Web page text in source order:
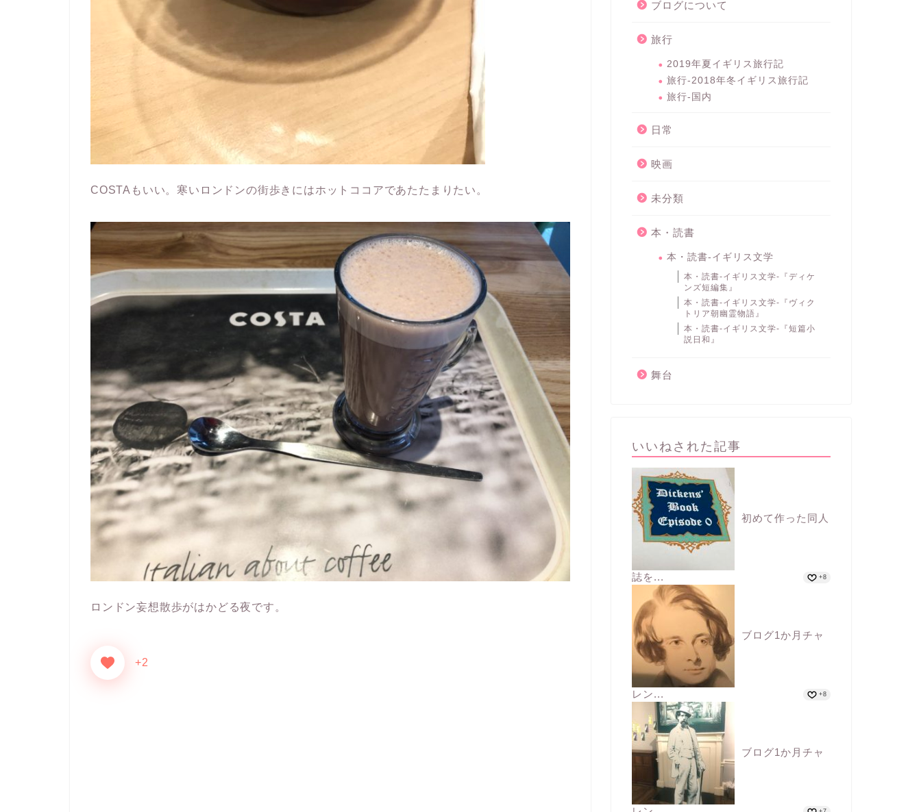
COSTAもいい。寒いロンドンの街歩きにはホットココアであたたまりたい。
ロンドン妄想散歩がはかどる夜です。
+2
ブログについて
旅行
2019年夏イギリス旅行記
旅行-2018年冬イギリス旅行記
旅行-国内
日常
映画
未分類
本・読書
本・読書-イギリス文学
本・読書-イギリス文学-『ディケ
ンズ短編集』
本・読書-イギリス文学-『ヴィク
トリア朝幽霊物語』
本・読書-イギリス文学-『短篇小
説日和』
舞台
いいねされた記事
初めて作った同人
誌を... +8
ブログ1か月チャ
レン... +8
ブログ1か月チャ